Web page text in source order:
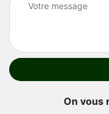
On vous